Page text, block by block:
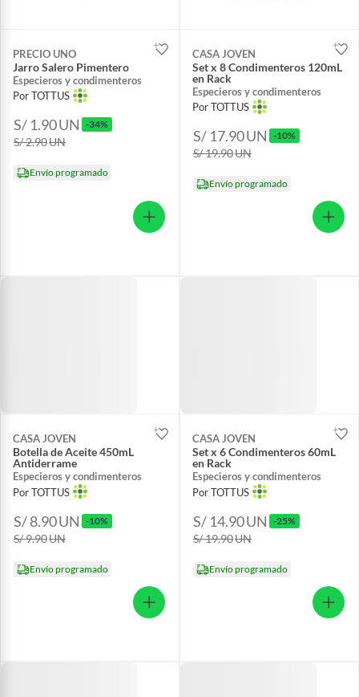
PRECIO UNO
Jarro Salero Pimentero
Especieros y condimenteros
Por TOTTUS
S/ 1.90UN -34%
S/ 2.90UN
Envío programado
CASA JOVEN
Set x 8 Condimenteros 120mL
en Rack
Especieros y condimenteros
Por TOTTUS
S/ 17.90UN -10%
S/ 19.90UN
Envío programado
CASA JOVEN
Botella de Aceite 450mL
Antiderrame
Especieros y condimenteros
Por TOTTUS
S/ 8.90UN -10%
S/ 9.90UN
Envío programado
CASA JOVEN
Set x 6 Condimenteros 60mL
en Rack
Especieros y condimenteros
Por TOTTUS
S/ 14.90UN -25%
S/ 19.90UN
Envío programado